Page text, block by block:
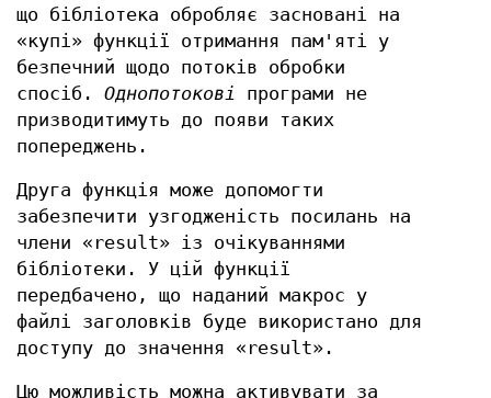
що бібліотека обробляє засновані на
«купі» функції отримання пам'яті у
безпечний щодо потоків обробки
спосіб. Однопотокові
програми не
призводитимуть до появи таких
попереджень.
Друга функція може допомогти
забезпечити узгодженість посилань на
члени «result» із очікуваннями
бібліотеки. У цій функції
передбачено, що наданий макрос у
файлі заголовків буде використано для
доступу до значення «result».
Цю можливість можна активувати за